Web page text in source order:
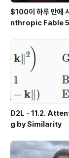
$100이 하루 만에
nthropic Fable 5
D2L - 11.2.
g by Similarity